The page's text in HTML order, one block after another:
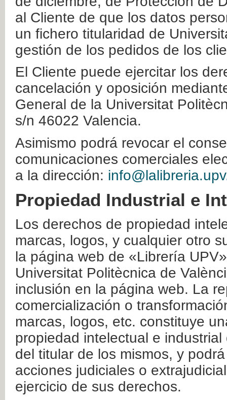
al Cliente de que los datos
un fichero titularidad de
gestión de los pedidos de los
El Cliente puede ejercitar los
cancelación y oposición
General de la Universitat
s/n 46022 Valencia.
Asimismo podrá revocar el
comunicaciones comerciales
a la dirección:
Propiedad Industrial e
Los derechos de propiedad
marcas, logos, y cualquier otro
la página web de «Librería
Universitat Politècnica de
inclusión en la página web. La
comercialización o
marcas, logos, etc. constituye
propiedad intelectual e
del titular de los mismos, y
acciones judiciales o
ejercicio de sus derechos.